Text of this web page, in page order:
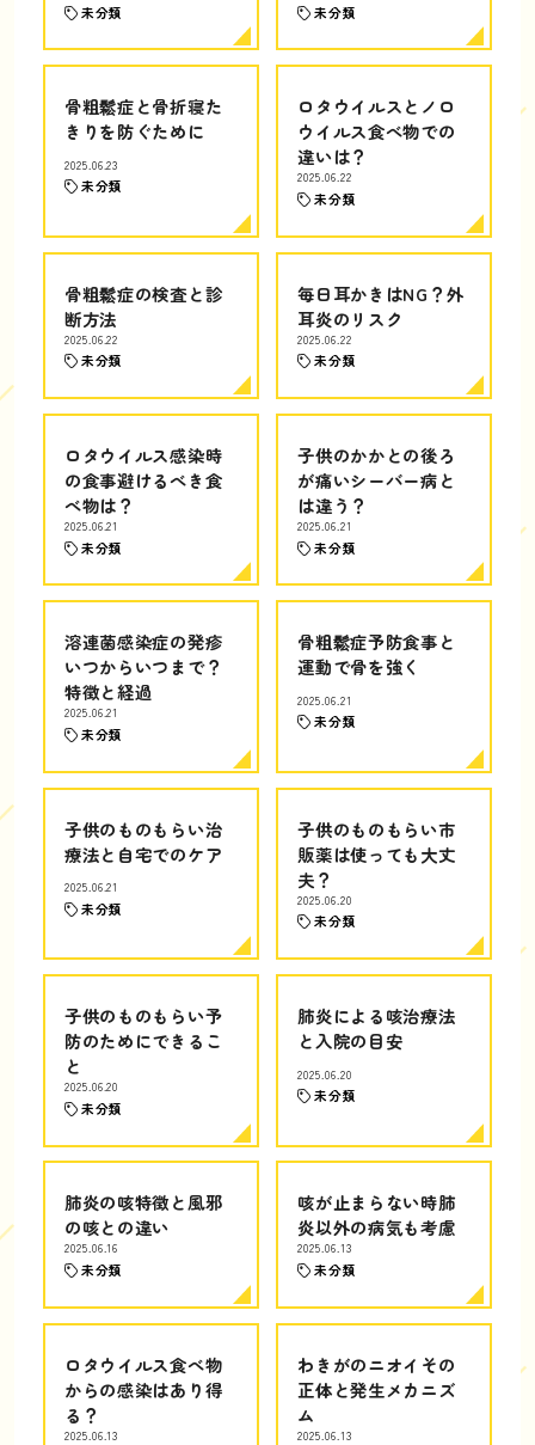
未分類 未分類
骨粗鬆症と骨折寝た
きりを防ぐために
2025.06.23
未分類
ロタウイルスとノロ
ウイルス食べ物での
違いは？
2025.06.22
未分類
骨粗鬆症の検査と診
断方法
2025.06.22
未分類
毎日耳かきはNG？外
耳炎のリスク
2025.06.22
未分類
ロタウイルス感染時
の食事避けるべき食
べ物は？
2025.06.21
未分類
子供のかかとの後ろ
が痛いシーバー病と
は違う？
2025.06.21
未分類
溶連菌感染症の発疹
いつからいつまで？
特徴と経過
2025.06.21
未分類
骨粗鬆症予防食事と
運動で骨を強く
2025.06.21
未分類
子供のものもらい治
療法と自宅でのケア
2025.06.21
未分類
子供のものもらい市
販薬は使っても大丈
夫？
2025.06.20
未分類
子供のものもらい予
防のためにできるこ
と
2025.06.20
未分類
肺炎による咳治療法
と入院の目安
2025.06.20
未分類
肺炎の咳特徴と風邪
の咳との違い
2025.06.16
未分類
咳が止まらない時肺
炎以外の病気も考慮
2025.06.13
未分類
ロタウイルス食べ物
からの感染はあり得
る？
2025.06.13
わきがのニオイその
正体と発生メカニズ
ム
2025.06.13